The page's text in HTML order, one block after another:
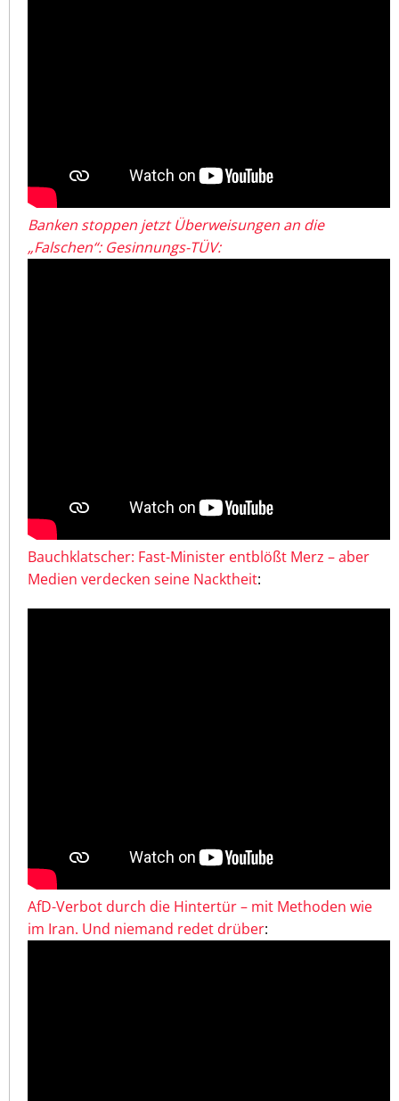
Banken stoppen jetzt Überweisungen an die
„Falschen“: Gesinnungs-TÜV:
Bauchklatscher: Fast-Minister entblößt Merz – aber
Medien verdecken seine Nacktheit:
AfD-Verbot durch die Hintertür – mit Methoden wie
im Iran. Und niemand redet drüber: